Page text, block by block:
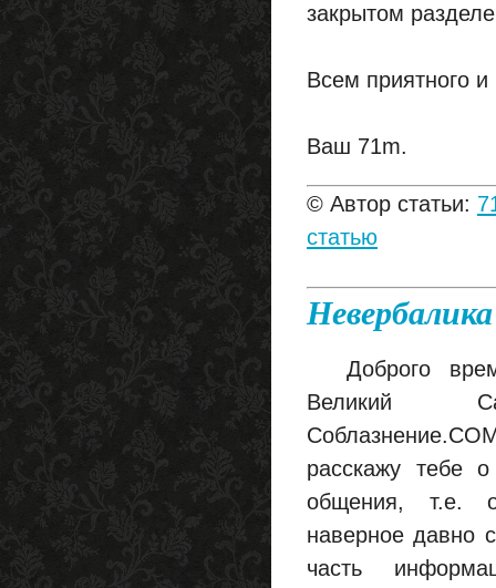
закрытом
Всем приятного и
Ваш 71m.
© Автор статьи:
статью
Невербалика
Доброго
Великий
расскажу тебе о
общения, т.е.
наверное давно
часть